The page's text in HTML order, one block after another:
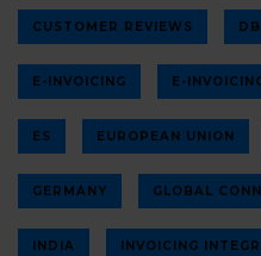
CUSTOMER REVIEWS
E-INVOICING E-
ES EUROPEAN UNION
GERMANY GLOBAL
INDIA INVOICING